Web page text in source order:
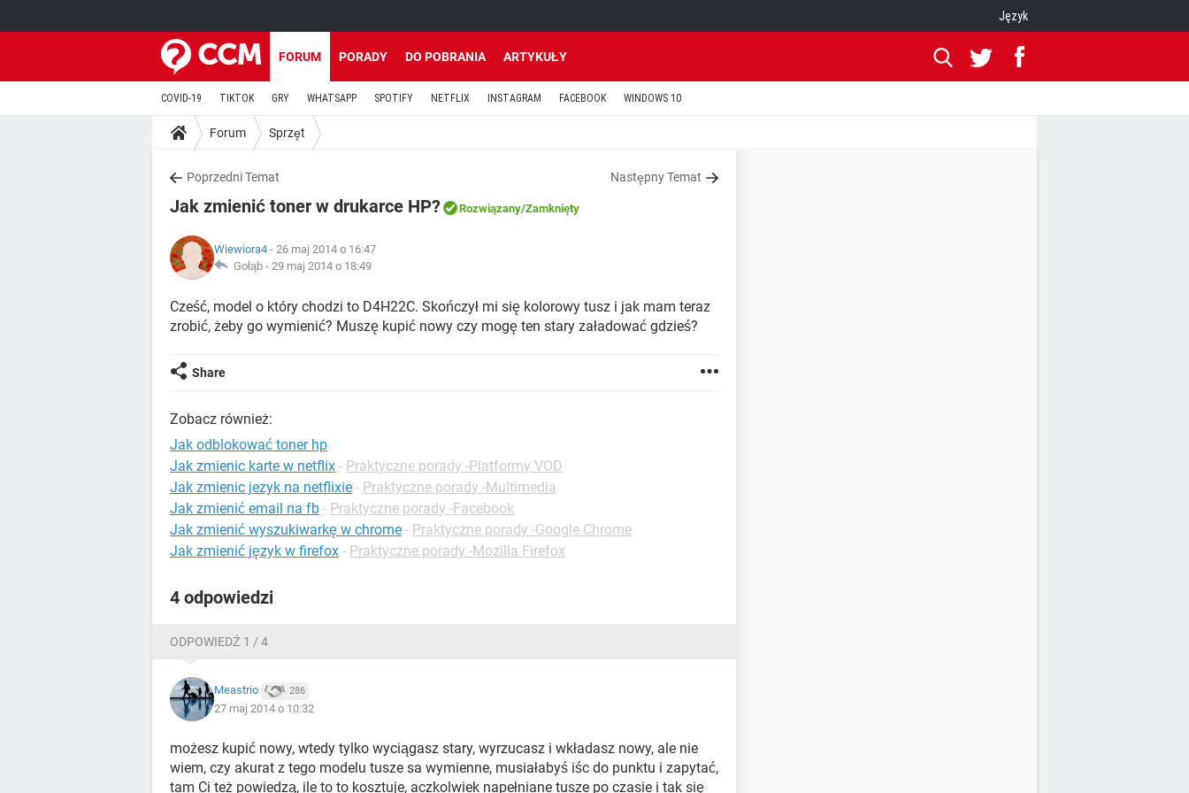
Język
FORUM PORADY DO POBRANIA ARTYKUŁY
COVID-19 TIKTOK GRY WHATSAPP SPOTIFY NETFLIX INSTAGRAM FACEBOOK WINDOWS 10
Forum Sprzęt
Poprzedni Temat Następny Temat
Jak zmienić toner w drukarce HP? Rozwiązany/Zamknięty
Wiewiora4 - 26 maj 2014 o 16:47
Gołąb - 29 maj 2014 o 18:49
Cześć, model o który chodzi to D4H22C. Skończył mi się kolorowy tusz i jak mam teraz
zrobić, żeby go wymienić? Muszę kupić nowy czy mogę ten stary załadować gdzieś?
Share
Zobacz również:
Jak odblokować toner hp
Jak zmienic karte w netflix - Praktyczne porady -Platformy VOD
Jak zmienic jezyk na netflixie - Praktyczne porady -Multimedia
Jak zmienić email na fb - Praktyczne porady -Facebook
Jak zmienić wyszukiwarkę w chrome - Praktyczne porady -Google Chrome
Jak zmienić język w firefox - Praktyczne porady -Mozilla Firefox
4 odpowiedzi
ODPOWIEDŹ 1 / 4
Meastrio 286
27 maj 2014 o 10:32
możesz kupić nowy, wtedy tylko wyciągasz stary, wyrzucasz i wkładasz nowy, ale nie
wiem, czy akurat z tego modelu tusze sa wymienne, musiałabyś iśc do punktu i zapytać,
tam Ci też powiedzą, ile to to kosztuje, aczkolwiek napełniane tusze po czasie i tak się